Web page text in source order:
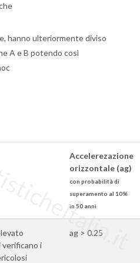
hanno ulteriormente diviso
A e B potendo così
Accelerezazione
orizzontale (ag)
con probabilità di
superamento al 10%
in 50 anni
verificano i
ag > 0.25